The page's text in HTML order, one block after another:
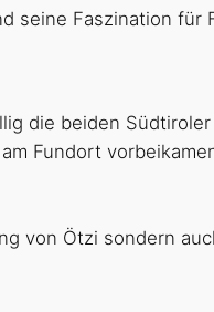
seine Faszination für
die beiden Südtiroler
Fundort
von Ötzi sondern